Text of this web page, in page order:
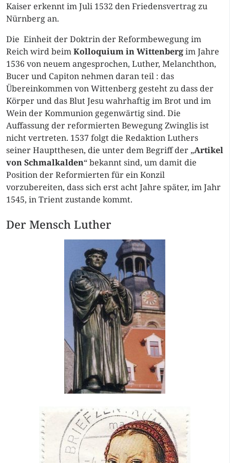
Kaiser erkennt im Juli 1532 den Friedensvertrag zu
Nürnberg an.
Die Einheit der Doktrin der Reformbewegung im
Reich wird beimKolloquium in Wittenbergim Jahre
1536 von neuem angesprochen, Luther, Melanchthon,
Bucer und Capiton nehmen daran teil : das
Übereinkommen von Wittenberg gesteht zu dass der
Körper und das Blut Jesu wahrhaftig im Brot und im
Wein der Kommunion gegenwärtig sind. Die
Auffassung der reformierten Bewegung Zwinglis ist
nicht vertreten. 1537 folgt die Redaktion Luthers
seiner Hauptthesen, die unter dem Begriff der „Artikel
von Schmalkalden“ bekannt sind, um damit die
Position der Reformierten für ein Konzil
vorzubereiten, dass sich erst acht Jahre später, im Jahr
1545, in Trient zustande kommt.
Der Mensch Luther